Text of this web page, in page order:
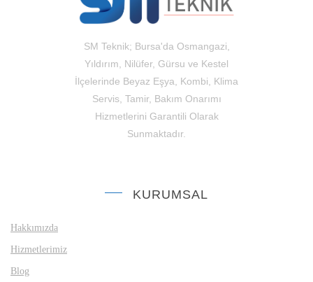
SM Teknik; Bursa'da Osmangazi,
Yıldırım, Nilüfer, Gürsu ve Kestel
İlçelerinde Beyaz Eşya, Kombi, Klima
Servis, Tamir, Bakım Onarımı
Hizmetlerini Garantili Olarak
Sunmaktadır.
KURUMSAL
Hakkımızda
Hizmetlerimiz
Blog